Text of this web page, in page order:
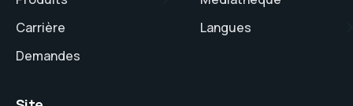
Carrière
Demandes
Langues